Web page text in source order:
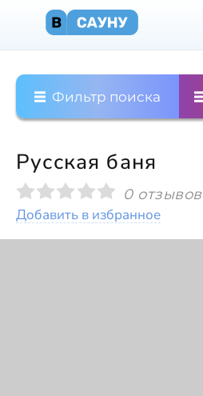
Фильтр поиска
Русская баня
0 отзывов
Добавить в избранное